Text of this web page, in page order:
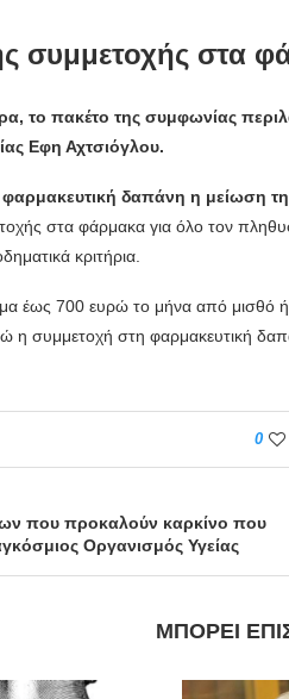
συμμετοχής στα
το πακέτο της συμφωνίας
Εφη Αχτσιόγλου.
δαπάνη η μείωση
στα φάρμακα για όλο τον
κριτήρια.
έως 700 ευρώ το μήνα από μισθό
η συμμετοχή στη φαρμακευτική
0
που προκαλούν καρκίνο που
Οργανισμός Υγείας
ΜΠΟΡΕΊ